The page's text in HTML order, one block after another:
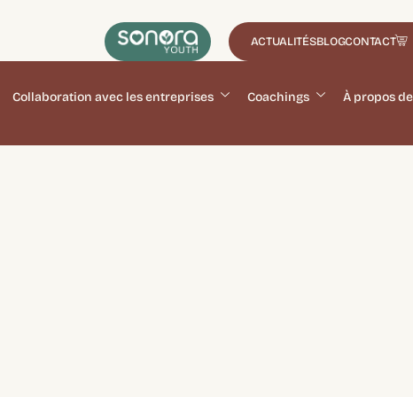
ACTUALITÉSBLOGCONTACT
Collaboration avec les entreprises Coachings À propos